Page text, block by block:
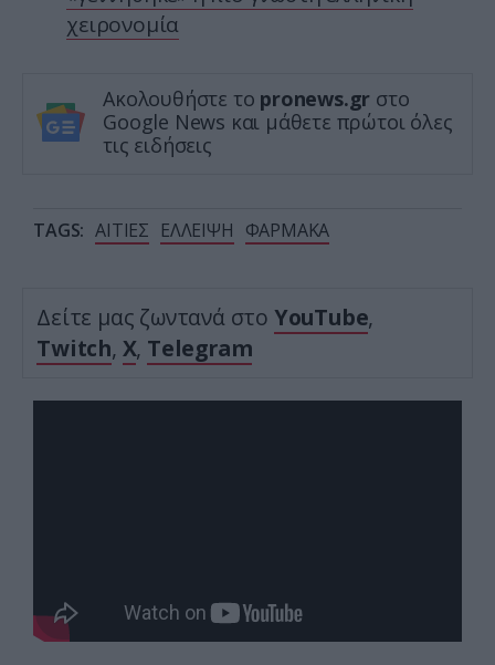
χειρονομία
Ακολουθήστε το pronews.gr στο
Google News και μάθετε πρώτοι όλες
τις ειδήσεις
TAGS: ΑΙΤΙΕΣ ΕΛΛΕΙΨΗ ΦΑΡΜΑΚΑ
Δείτε μας ζωντανά στο YouTube,
Twitch, X, Telegram